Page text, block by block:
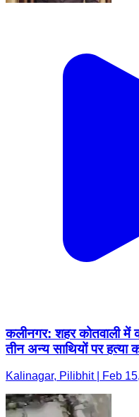
कलीनगर: शहर कोतवाली
तीन अन्य साथियों पर हत्या
Kalinagar, Pilibhit | Feb